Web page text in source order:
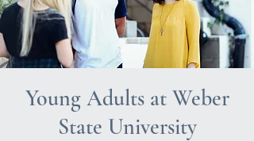
Young Adults at Weber
State University